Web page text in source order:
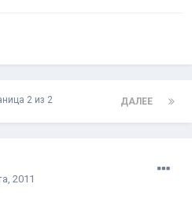
ДАЛЕЕ
2 из 2
2011